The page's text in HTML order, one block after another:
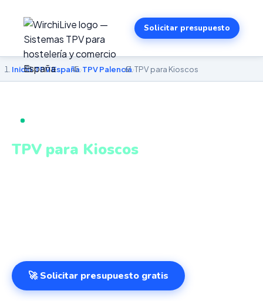
Solicitar presupuesto
Inicio›TPV España›TPV Palencia›TPV para Kioscos
TPV para Kioscos
🚀 Solicitar presupuesto gratis